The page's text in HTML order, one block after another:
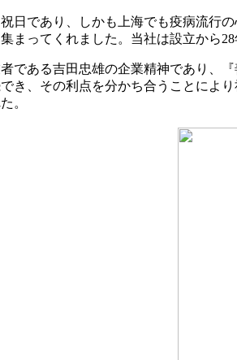
日であり、しかも上海でも疫病流行
まってくれました。当社は設立から
である吉田忠雄の企業精神であり、
き、その利点を分かち合うことによ
。